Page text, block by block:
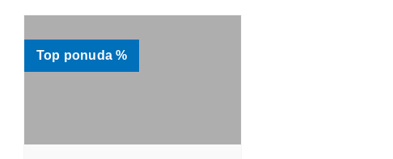
Top ponuda %